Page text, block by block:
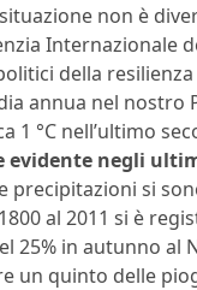
non è
Internazionale
della resilienza
annua nel nostro
1 °C nell’ultimo
evidente negli
precipitazioni si
al 2011 si è
25% in autunno al
un quinto delle